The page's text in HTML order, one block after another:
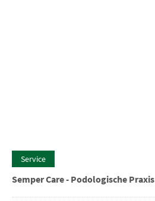
Service
Semper Care - Podologische Praxis